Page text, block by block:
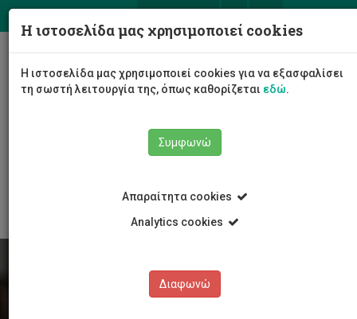
Η ιστοσελίδα μας χρησιμοποιεί cookies
Η ιστοσελίδα μας χρησιμοποιεί cookies για να εξασφαλίσει
τη σωστή λειτουργία της, όπως καθορίζεται εδώ.
Συμφωνώ
Απαραίτητα cookies
Analytics cookies
Διαφωνώ